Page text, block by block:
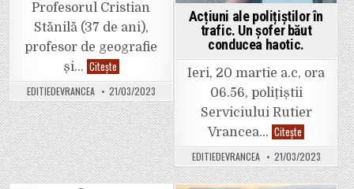
Profesorul Cristian
Stănilă (37 de ani),
profesor de geografie
și… CiteșteProfesorul
Cristian
Stănilă,
care
a
intrat
intenționat
cu
mașina
într-
un
tir,
EDITIEDEVRANCEA 21/03/2023
Acțiuni ale polițiștilor în
trafic. Un șofer băut
conducea haotic.
Ieri, 20 martie a.c, ora
06.56, polițiștii
Serviciului Rutier
Vrancea… Citește
ale
polițiștilor
în
trafic.
Un
EDITIEDEVRANCEA 21/03/2023